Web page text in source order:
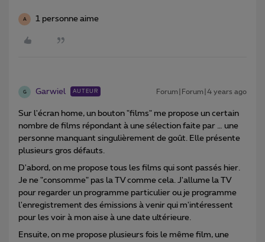
A 1 personne aime
G Garwiel AUTEUR Forum|Forum|4 years ago
Sur l'écran home, un bouton "films" me propose un certain
nombre de films répondant à une sélection faite par … une
personne manquant singulièrement de goût. Elle présente
plusieurs gros défauts.
D'abord, on me propose tous les films qui sont passés hier.
Je ne "consomme" pas la TV comme cela. J'allume la TV
pour regarder un programme particulier ou je programme
l'enregistrement des émissions à venir qui m'intéressent
pour les voir à mon aise à une date ultérieure.
Ensuite, on me propose plusieurs fois le même film, une